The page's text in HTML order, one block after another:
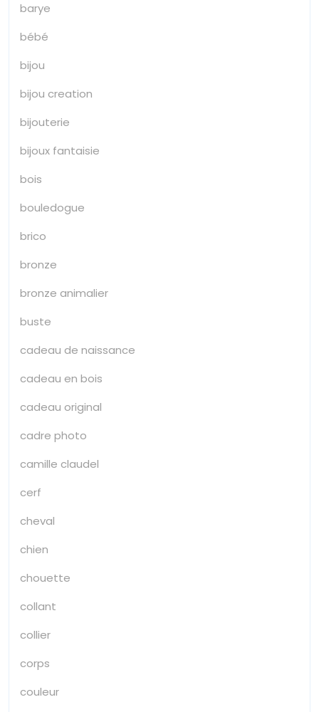
barye
bébé
bijou
bijou creation
bijouterie
bijoux fantaisie
bois
bouledogue
brico
bronze
bronze animalier
buste
cadeau de naissance
cadeau en bois
cadeau original
cadre photo
camille claudel
cerf
cheval
chien
chouette
collant
collier
corps
couleur